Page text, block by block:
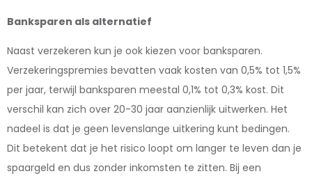
Banksparen als alternatief
Naast verzekeren kun je ook kiezen voor banksparen.
Verzekeringspremies bevatten vaak kosten van 0,5% tot 1,5%
per jaar, terwijl banksparen meestal 0,1% tot 0,3% kost. Dit
verschil kan zich over 20-30 jaar aanzienlijk uitwerken. Het
nadeel is dat je geen levenslange uitkering kunt bedingen.
Dit betekent dat je het risico loopt om langer te leven dan je
spaargeld en dus zonder inkomsten te zitten. Bij een